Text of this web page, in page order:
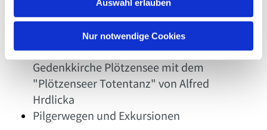
Auswahl erlauben
Nur notwendige Cookies
Projekttagen und pädagogischen
Projekten, zum Beispiel für Schulklassen
geführten Besichtigungen der
Gedenkkirche Plötzensee mit dem
"Plötzenseer Totentanz" von Alfred
Hrdlicka
Pilgerwegen und Exkursionen